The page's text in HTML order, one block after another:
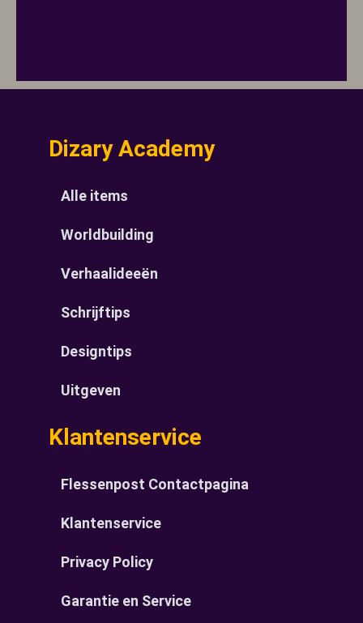
Dizary Academy
Alle items
Worldbuilding
Verhaalideeën
Schrijftips
Designtips
Uitgeven
Klantenservice
Flessenpost Contactpagina
Klantenservice
Privacy Policy
Garantie en Service